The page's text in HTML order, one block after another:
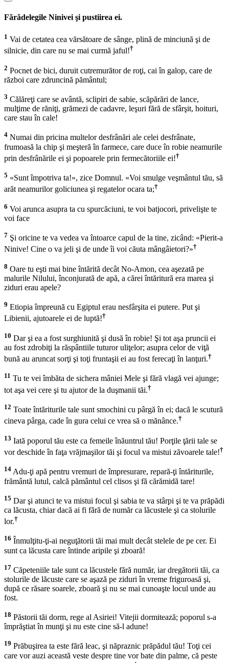
Fărădelegile Ninivei şi pustiirea ei.
1 Vai de cetatea cea vărsătoare de sânge, plină de minciună şi de
silnicie, din care nu se mai curmă jaful!†
2 Pocnet de bici, duruit cutremurător de roţi, cai în galop, care de
război care zdruncină pământul;
3 Călăreţi care se avântă, sclipiri de sabie, scăpărări de lance,
mulţime de răniţi, grămezi de cadavre, leşuri fără de sfârşit, hoituri,
care stau în cale!
4 Numai din pricina multelor desfrânări ale celei desfrânate,
frumoasă la chip şi meşteră în farmece, care duce în robie neamurile
prin desfrânările ei şi popoarele prin fermecătoriile ei!†
5 «Sunt împotriva ta!», zice Domnul. «Voi smulge veşmântul tău, să
arăt neamurilor goliciunea şi regatelor ocara ta;†
6 Voi arunca asupra ta cu spurcăciuni, te voi batjocori, privelişte te
voi face
7 Şi oricine te va vedea va întoarce capul de la tine, zicând: «Pierit-a
Ninive! Cine o va jeli şi de unde îi voi căuta mângâietori?»†
8 Oare tu eşti mai bine întărită decât No-Amon, cea aşezată pe
malurile Nilului, înconjurată de apă, a cărei întăritură era marea şi
ziduri erau apele?
9 Etiopia împreună cu Egiptul erau nesfârşita ei putere. Put şi
Libienii, ajutoarele ei de luptă!†
10 Dar şi ea a fost surghiunită şi dusă în robie! Şi tot aşa pruncii ei
au fost zdrobiţi la răspântiile tuturor uliţelor; asupra celor de viţă
bună au aruncat sorţi şi toţi fruntaşii ei au fost ferecaţi în lanţuri.†
11 Tu te vei îmbăta de sichera mâniei Mele şi fără vlagă vei ajunge;
tot aşa vei cere şi tu ajutor de la duşmanii tăi.†
12 Toate întăriturile tale sunt smochini cu pârgă în ei; dacă le scutură
cineva pârga, cade în gura celui ce vrea să o mănânce.†
13 Iată poporul tău este ca femeile înăuntrul tău! Porţile ţării tale se
vor deschide în faţa vrăjmaşilor tăi şi focul va mistui zăvoarele tale!†
14 Adu-ţi apă pentru vremuri de împresurare, repară-ţi întăriturile,
frământă lutul, calcă pământul cel clisos şi fă cărămidă tare!
15 Dar şi atunci te va mistui focul şi sabia te va stârpi şi te va prăpădi
ca lăcusta, chiar dacă ai fi fără de număr ca lăcustele şi ca stolurile
lor.†
16 Înmulţitu-ţi-ai neguţătorii tăi mai mult decât stelele de pe cer. Ei
sunt ca lăcusta care întinde aripile şi zboară!
17 Căpeteniile tale sunt ca lăcustele fără număr, iar dregătorii tăi, ca
stolurile de lăcuste care se aşază pe ziduri în vreme friguroasă şi,
după ce răsare soarele, zboară şi nu se mai cunoaşte locul unde au
fost.
18 Păstorii tăi dorm, rege al Asiriei! Vitejii dormitează; poporul s-a
împrăştiat în munţi şi nu este cine să-l adune!
19 Prăbuşirea ta este fără leac, şi năpraznic prăpădul tău! Toţi cei
care vor auzi această veste despre tine vor bate din palme, că peste